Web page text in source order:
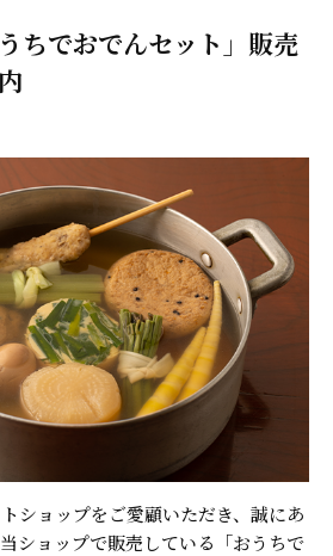
ちでおでんセット」販売
ショップをご愛顧いただき、誠にあ
ショップで販売している「おうちで